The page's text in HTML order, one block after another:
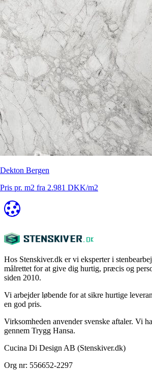
Dekton Bergen
Pris pr. m2 fra 2.981 DKK/m2
Hos Stenskiver.dk er vi eksperter i
målrettet for at give dig hurtig, præcis og
siden 2010.
Vi arbejder løbende for at sikre hurtige
en god pris.
Virksomheden anvender svenske aftaler. Vi
gennem Trygg Hansa.
Cucina Di Design AB (Stenskiver.dk)
Org nr: 556652-2297